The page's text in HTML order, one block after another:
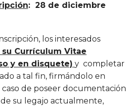
: 28 de diciembre
los interesados
Currículum Vitae
y en disquete) y completar
a tal fin, firmándolo en
caso de poseer documentación
su legajo actualmente,